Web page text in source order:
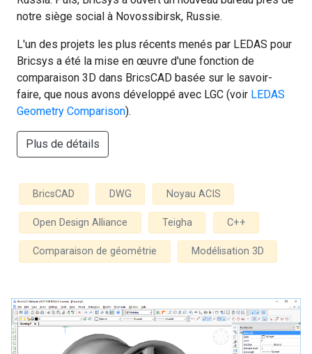
notre siège social à Novossibirsk, Russie.
L'un des projets les plus récents menés par LEDAS pour
Bricsys a été la mise en œuvre d'une fonction de
comparaison 3D dans BricsCAD basée sur le savoir-
faire, que nous avons développé avec LGC (voir LEDAS
Geometry Comparison).
Plus de détails
BricsCAD DWG Noyau ACIS
Open Design Alliance Teigha C++
Comparaison de géométrie Modélisation 3D